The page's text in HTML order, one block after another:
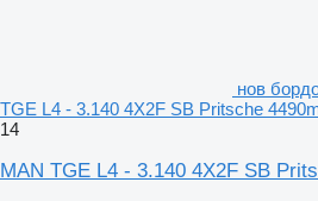
нов
TGE L4 - 3.140 4X2F SB Pritsche
14
MAN TGE L4 - 3.140 4X2F SB